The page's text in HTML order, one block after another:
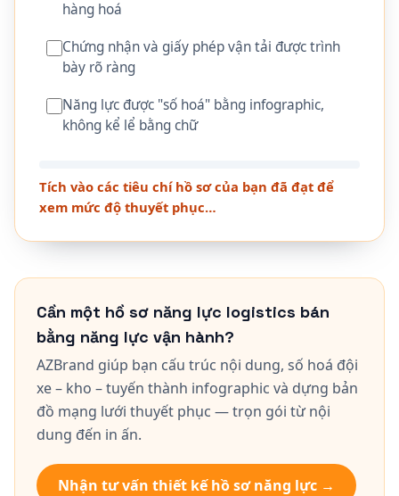
hàng hoá
Chứng nhận và giấy phép vận tải được trình
bày rõ ràng
Năng lực được "số hoá" bằng infographic,
không kể lể bằng chữ
Tích vào các tiêu chí hồ sơ của bạn đã đạt để
xem mức độ thuyết phục…
Cần một hồ sơ năng lực logistics bán
bằng năng lực vận hành?
AZBrand giúp bạn cấu trúc nội dung, số hoá đội
xe – kho – tuyến thành infographic và dựng bản
đồ mạng lưới thuyết phục — trọn gói từ nội
dung đến in ấn.
Nhận tư vấn thiết kế hồ sơ năng lực →